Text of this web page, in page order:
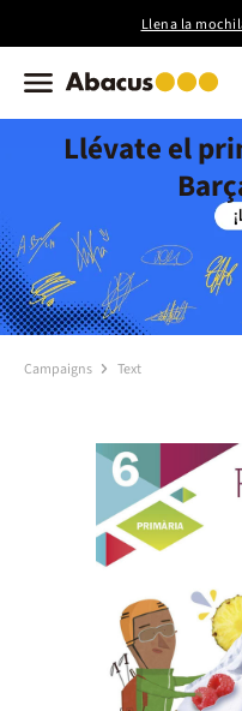
Llena la
Llévate el
Campaigns Text